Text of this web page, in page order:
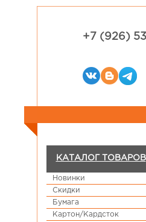
+7 (926)
КАТАЛОГ ТОВАРОВ
Новинки
Скидки
Бумага
Картон/Кардсток